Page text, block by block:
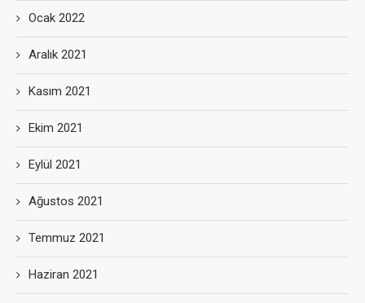
Ocak 2022
Aralık 2021
Kasım 2021
Ekim 2021
Eylül 2021
Ağustos 2021
Temmuz 2021
Haziran 2021